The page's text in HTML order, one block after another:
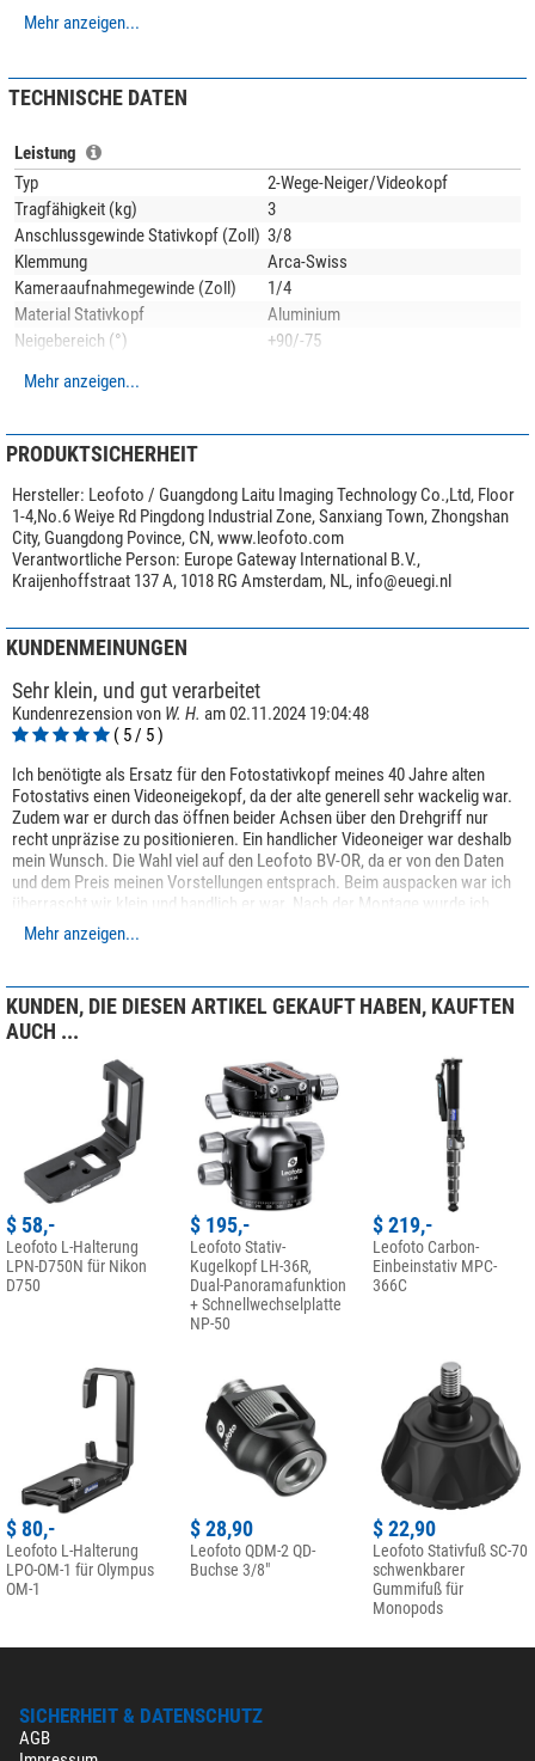
vertikale Verstellbereich reicht von +90 / -75°. Durch die doppelte
Einzelaufnahmen die später zu einem Gesamtbild kombiniert werden
können. Der Anschluß an das Stativ erfolgt über ein 3/8"-Schraubgewinde.
Standard im Lieferumfang.
Für die Metallteile verwendet Leofoto die hochwertige
6061-T6 Aluminium-
Legierungmit Magnesium und Silizium als Legierungsbestandteile. Dieses
korrosionsbeständige Material zeichnet sich durch hohe Festigkeit und gute
Zähigkeit aus. Die Streckgrenze ist vergleichbar mit Baustahl. Alle Teile
werden auf modernstenCNC-Maschinenaus dem vollen Material gefräst
und sind dadurch deutlich
stabiler als Gußteile. Auch hier macht Leofoto
keine Kompromisse!
DerBV-0Rist neben dem klassischem Schwarz noch in den Farben Rot,
Mehr anzeigen...
TECHNISCHE DATEN
Leistung
Typ
2-Wege-Neiger/Videokopf
Tragfähigkeit (kg)
3
Anschlussgewinde Stativkopf (Zoll) 3/8
Klemmung
Arca-Swiss
Kameraaufnahmegewinde (Zoll)
1/4
Material Stativkopf
Aluminium
Neigebereich (°)
+90/-75
Durchmesser Montageplatte (mm)
Besonderheiten
Friktion
nein
Neigungsklemme
ja
Schwenkungsklemme
ja
Panorama Skala
ja
Videoneiger
ja
Halbschale
Allgemein
Höhe (cm)
Serie
Video Head
Farbe
rot
Mehr anzeigen...
PRODUKTSICHERHEIT
Hersteller: Leofoto / Guangdong Laitu Imaging Technology Co.,Ltd, Floor
1-4,No.6 Weiye Rd Pingdong Industrial Zone, Sanxiang Town, Zhongshan
City, Guangdong Povince, CN, www.leofoto.com
Verantwortliche Person: Europe Gateway International B.V.,
Kraijenhoffstraat 137 A, 1018 RG Amsterdam, NL, info@euegi.nl
KUNDENMEINUNGEN
Sehr klein, und gut verarbeitet
Kundenrezension von W. H. am 02.11.2024 19:04:48
( 5 / 5 )
Ich benötigte als Ersatz für den Fotostativkopf meines 40 Jahre alten
Fotostativs einen Videoneigekopf, da der alte generell sehr wackelig war.
Zudem war er durch das öffnen beider Achsen über den Drehgriff nur
recht unpräzise zu positionieren. Ein handlicher Videoneiger war deshalb
mein Wunsch. Die Wahl viel auf den Leofoto BV-OR, da er von den Daten
und dem Preis meinen Vorstellungen entsprach. Beim auspacken war ich
überrascht wir klein und handlich er war. Nach der Montage wurde ich
nicht enttäuscht; nach dem Öffnen der Achsklemmungen lässt er sich
weich und ohne ruckeln über den Griff bewegen. In Höhe kehrt er nach
schweres Manfrotto Stativ nach unten hin, wenn man schnell mal die
Kamera auf einen Kometen richten will, oder die Nachführ-Fotomontierung
unnötig ist z.B. für Perseiden Timelapse Filme etc.
Schreiben Sie Ihre eigene Rezension
Haben Sie spezifische Fragen zu Ihrer Bestellung oder Ihrem
Produkt?
Bitte wenden Sie sich hierzu an unseren Kundenservice!
Ihre Kundenmeinung hinzufügen
Mehr anzeigen...
KUNDEN, DIE DIESEN ARTIKEL GEKAUFT HABEN, KAUFTEN
AUCH ...
$ 58,-
Leofoto L-Halterung
LPN-D750N für Nikon
D750
$ 195,-
Leofoto Stativ-
Kugelkopf LH-36R,
Dual-Panoramafunktion
+ Schnellwechselplatte
NP-50
$ 219,-
Leofoto Carbon-
Einbeinstativ MPC-
366C
$ 80,-
Leofoto L-Halterung
LPO-OM-1 für Olympus
OM-1
$ 28,90
Leofoto QDM-2 QD-
Buchse 3/8"
$ 22,90
Leofoto Stativfuß SC-70
schwenkbarer
Gummifuß für
Monopods
SICHERHEIT & DATENSCHUTZ
AGB